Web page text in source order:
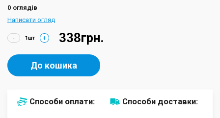
0 оглядів
Написати огляд
- + 338грн.
До кошика
Способи оплати: Способи доставки: